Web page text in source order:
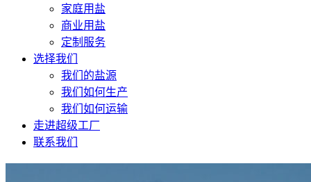
家庭用盐
商业用盐
定制服务
选择我们
我们的盐源
我们如何生产
我们如何运输
走进超级工厂
联系我们